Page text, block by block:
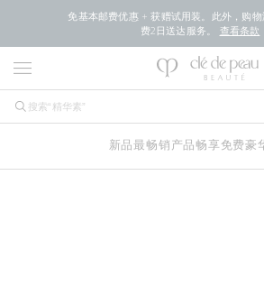
免基本邮费优惠 + 获赠试用装。此外，购
费2日送达服务。 查看条款
新品最畅销产品畅享免费豪